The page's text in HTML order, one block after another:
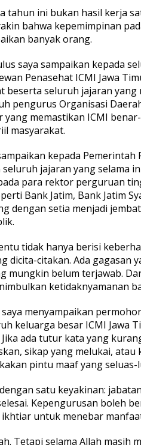
tahun ini bukan hasil kerja
bahwa kepemimpinan
banyak orang.
saya sampaikan kepada
Penasehat ICMI Jawa
beserta seluruh jajaran
pengurus Organisasi
yang memastikan ICMI
masyarakat.
kepada Pemerintah
jajaran yang selama
para rektor perguruan
Bank Jatim, Bank Jatim
dengan setia menjadi
tidak hanya berisi
dicita-citakan. Ada gagasan
mungkin belum terjawab.
ketidaknyamanan
menyampaikan
keluarga besar ICMI Jawa
ada tutur kata yang
sikap yang melukai, atau
pintu maaf yang seluas-
satu keyakinan:
Kepengurusan boleh
untuk menebar
Tetapi selama Allah masih